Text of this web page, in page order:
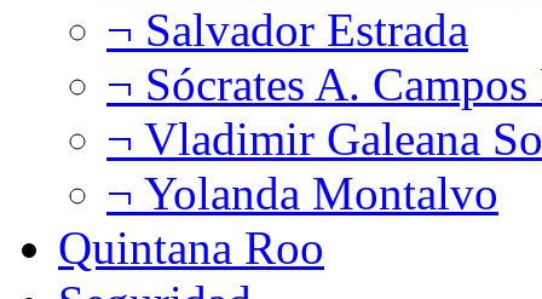
¬ Salvador Estrada
¬ Sócrates A.
¬ Vladimir Galeana
¬ Yolanda Montalvo
Quintana Roo